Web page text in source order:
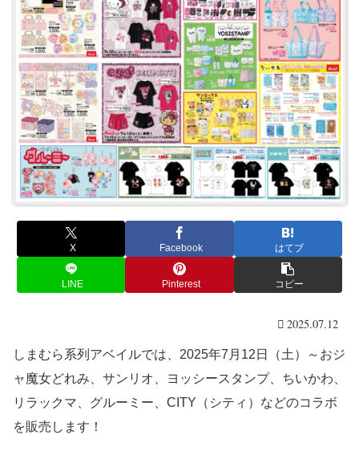
X Facebook はてブ
LINE Pinterest コピー
2025.07.12
しまむら系列アベイルでは、2025年7月12日（土）～おジ
ャ魔女どれみ、サンリオ、ヨッシースタンプ、ちいかわ、
リラックマ、グルーミー、CITY（シティ）などのコラボ
を販売します！